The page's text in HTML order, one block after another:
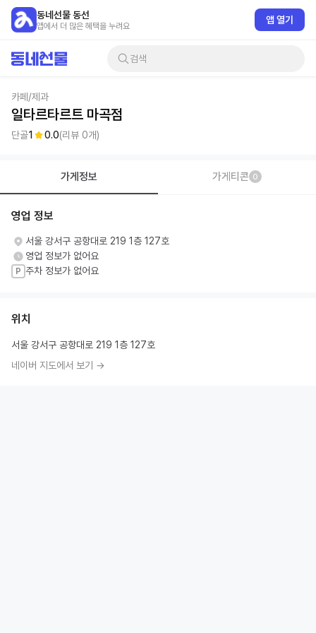
동네선물 동선
앱에서 더 많은 혜택을 누려요
앱 열기
검색
카페/제과
일타르타르트 마곡점
단골1 0.0(리뷰 0개)
가게정보 가게티콘 0
영업 정보
서울 강서구 공항대로 219 1층 127호
영업 정보가 없어요
P 주차 정보가 없어요
위치
서울 강서구 공항대로 219 1층 127호
네이버 지도에서 보기 →